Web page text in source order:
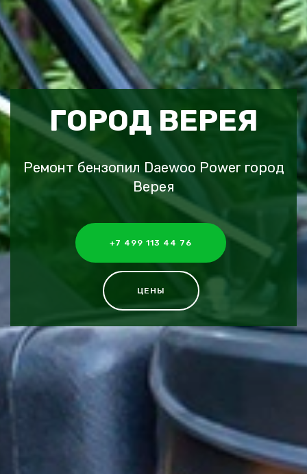
ГОРОД ВЕРЕЯ
Ремонт бензопил Daewoo Power город
Верея
+7 499 113 44 76
ЦЕНЫ